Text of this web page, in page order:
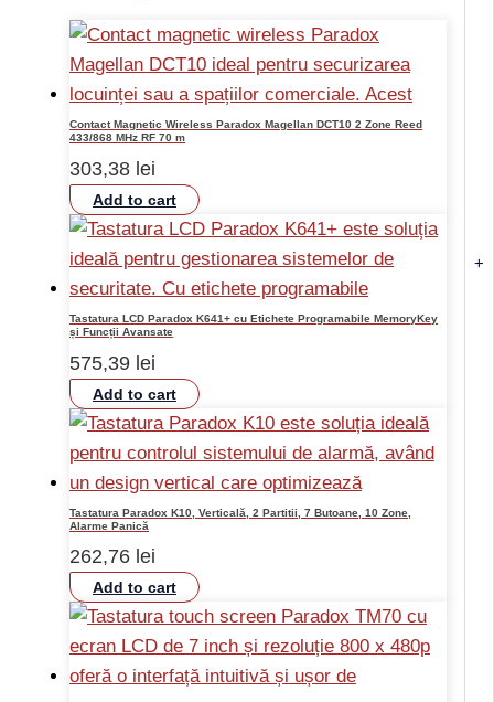
+
Contact Magnetic Wireless Paradox Magellan DCT10 2 Zone Reed
433/868 MHz RF 70 m
303,38 lei
Add to cart
Tastatura LCD Paradox K641+ cu Etichete Programabile MemoryKey
și Funcții Avansate
575,39 lei
Add to cart
Tastatura Paradox K10, Verticală, 2 Partitii, 7 Butoane, 10 Zone,
Alarme Panică
262,76 lei
Add to cart